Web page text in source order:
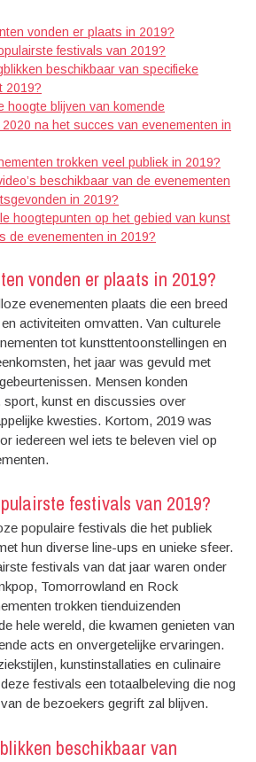
vonden er plaats in 2019?
festivals van 2019?
beschikbaar van specifieke
2019?
hoogte blijven van komende
na het succes van evenementen in
trokken veel publiek in 2019?
beschikbaar van de evenementen
in 2019?
hoogtepunten op het gebied van kunst
de evenementen in 2019?
vonden er plaats in 2019?
evenementen plaats die een breed
activiteiten omvatten. Van culturele
tot kunsttentoonstellingen en
het jaar was gevuld met
Mensen konden
sport, kunst en discussies over
kwesties. Kortom, 2019 was
iedereen wel iets te beleven viel op
festivals van 2019?
populaire festivals die het publiek
hun diverse line-ups en unieke sfeer.
festivals van dat jaar waren onder
Tomorrowland en Rock
trokken tienduizenden
hele wereld, die kwamen genieten van
acts en onvergetelijke ervaringen.
kunstinstallaties en culinaire
festivals een totaalbeleving die nog
de bezoekers gegrift zal blijven.
beschikbaar van